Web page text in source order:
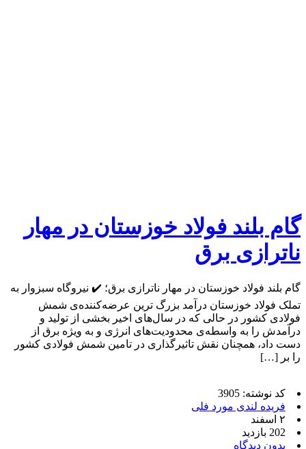
گام بلند فولاد خوزستان در مهار
ناترازی برق
گام بلند فولاد خوزستان در مهار ناترازی برق؛ ✔️ نیروگاه سبزوار به
تملک فولاد خوزستان درآمد بزرگ ترین عرضه‌کننده‌ی شمش
فولادی کشور در حالی که در سال‌های اخیر بخشی از تولید و
درآمدش را به واسطه‌ی محدودیت‌های انرژی و به ویژه برق از
دست داد، همچنان نقش تاثیرگذاری در تامین شمش فولادی کشور
را بر […]
کد نوشته: 3905
فریده لندی مورد فلی
۲ اسفند
202 بازدید
بدون دیدگاه